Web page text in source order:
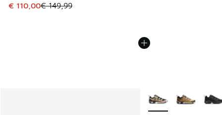
Cet article est en promotion. Prix en baisse de € 149,99 à
€ 110,00€ 149,99
Plus de couleurs